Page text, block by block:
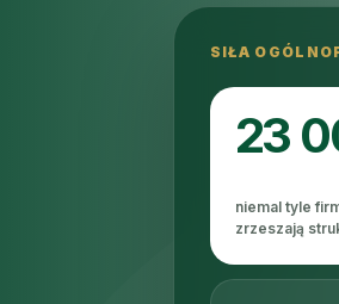
SIŁA
23
niemal tyle
zrzeszają